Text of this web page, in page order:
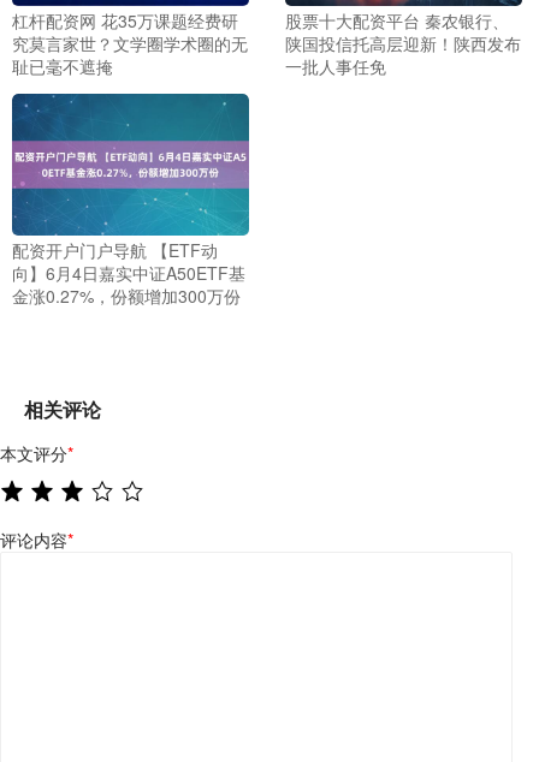
杠杆配资网 花35万课题经费研
究莫言家世？文学圈学术圈的无
耻已毫不遮掩
股票十大配资平台 秦农银行、
陕国投信托高层迎新！陕西发布
一批人事任免
配资开户门户导航 【ETF动
向】6月4日嘉实中证A50ETF基
金涨0.27%，份额增加300万份
相关评论
本文评分*
评论内容*